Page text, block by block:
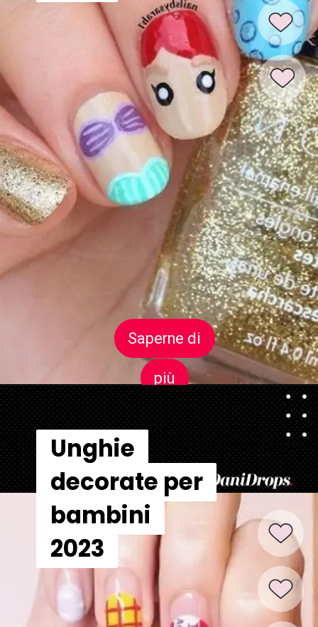
Saperne di
più
Saperne di
più
Unghie
decorate per
bambini
2023
Unghie
decorate per
bambini
2023